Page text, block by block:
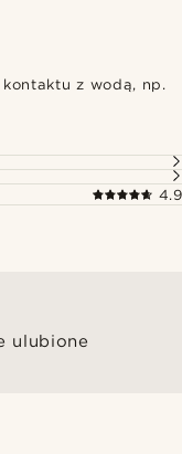
z wodą, np.
4.9
ulubione